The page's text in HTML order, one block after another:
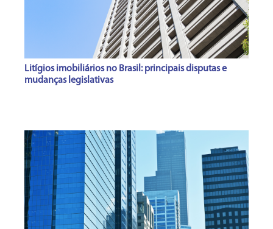
Litígios imobiliários no Brasil: principais disputas e
mudanças legislativas